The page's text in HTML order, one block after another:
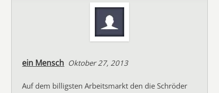
ein Mensch Oktober 27, 2013
Auf dem billigsten Arbeitsmarkt den die Schröder